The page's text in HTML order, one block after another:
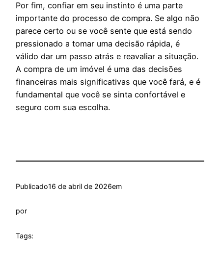
Por fim, confiar em seu instinto é uma parte
importante do processo de compra. Se algo não
parece certo ou se você sente que está sendo
pressionado a tomar uma decisão rápida, é
válido dar um passo atrás e reavaliar a situação.
A compra de um imóvel é uma das decisões
financeiras mais significativas que você fará, e é
fundamental que você se sinta confortável e
seguro com sua escolha.
Publicado16 de abril de 2026em
por
Tags: